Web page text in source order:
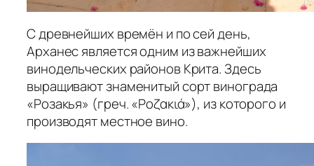
С древнейших времён и по сей день,
Арханес является одним из важнейших
винодельческих районов Крита. Здесь
выращивают знаменитый сорт винограда
«Розакья» (греч. «Ροζακιά»), из которого и
производят местное вино.